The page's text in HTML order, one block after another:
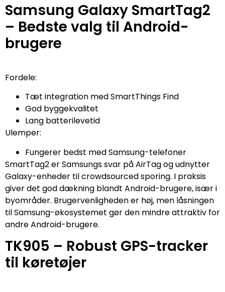
Samsung Galaxy SmartTag2
– Bedste valg til Android-
brugere
Fordele:
Tæt integration med SmartThings Find
God byggekvalitet
Lang batterilevetid
Ulemper:
Fungerer bedst med Samsung-telefoner
SmartTag2 er Samsungs svar på AirTag og udnytter
Galaxy-enheder til crowdsourced sporing. I praksis
giver det god dækning blandt Android-brugere, især i
byområder. Brugervenligheden er høj, men låsningen
til Samsung-økosystemet gør den mindre attraktiv for
andre Android-brugere.
TK905 – Robust GPS-tracker
til køretøjer